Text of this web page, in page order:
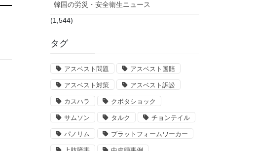
韓国の労災・安全衛生ニュース
(1,544)
タグ
アスベスト問題 アスベスト国賠
アスベスト対策 アスベスト訴訟
カスハラ クボタショック
サムソン タルク チョンテイル
パノリム プラットフォームワーカー